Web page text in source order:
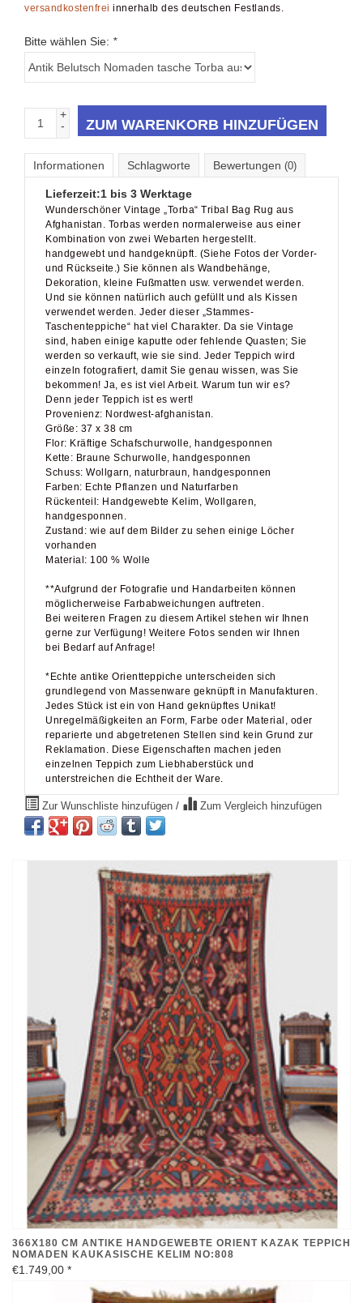
versandkostenfrei innerhalb des deutschen Festlands.
Bitte wählen Sie: *
+
-
ZUM WARENKORB HINZUFÜGEN
Informationen Schlagworte Bewertungen (0)
Lieferzeit:1 bis 3 Werktage
Wunderschöner Vintage „Torba“ Tribal Bag Rug aus
Afghanistan.
Torbas werden normalerweise aus einer
Kombination von zwei Webarten hergestellt.
handgewebt und handgeknüpft. (Siehe Fotos der Vorder-
und Rückseite.) Sie können als Wandbehänge,
Dekoration, kleine Fußmatten usw. verwendet werden.
Und sie können natürlich auch gefüllt und als Kissen
verwendet werden. Jeder dieser „Stammes-
Taschenteppiche“ hat viel Charakter. Da sie Vintage
sind, haben einige kaputte oder fehlende Quasten; Sie
werden so verkauft, wie sie sind. Jeder Teppich wird
einzeln fotografiert, damit Sie genau wissen, was Sie
bekommen! Ja, es ist viel Arbeit. Warum tun wir es?
Denn jeder Teppich ist es wert!
Provenienz: Nordwest-afghanistan.
Größe: 37 x 38 cm
Flor: Kräftige Schafschurwolle, handgesponnen
Kette: Braune Schurwolle, handgesponnen
Schuss: Wollgarn, naturbraun, handgesponnen
Farben: Echte Pflanzen und Naturfarben
Rückenteil: Handgewebte Kelim, Wollgaren,
handgesponnen.
Zustand: wie auf dem Bilder zu sehen einige Löcher
vorhanden
Material: 100 % Wolle
**Aufgrund der Fotografie und Handarbeiten können
möglicherweise Farbabweichungen auftreten.
Bei weiteren Fragen zu diesem Artikel stehen wir Ihnen
gerne zur Verfügung! Weitere Fotos senden wir Ihnen
bei Bedarf auf Anfrage!
*Echte antike Orientteppiche unterscheiden sich
grundlegend von Massenware geknüpft in Manufakturen.
Jedes Stück ist ein von Hand geknüpftes Unikat!
Unregelmäßigkeiten an Form, Farbe oder Material, oder
reparierte und abgetretenen Stellen sind kein Grund zur
Reklamation. Diese Eigenschaften machen jeden
einzelnen Teppich zum Liebhaberstück und
unterstreichen die Echtheit der Ware.
Zur Wunschliste hinzufügen / Zum Vergleich hinzufügen
366X180 CM ANTIKE HANDGEWEBTE ORIENT KAZAK TEPPICH
NOMADEN KAUKASISCHE KELIM NO:808
€1.749,00 *